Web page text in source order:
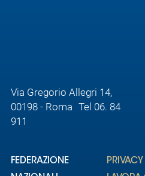
Via Gregorio Allegri 14,
00198 - Roma Tel 06. 84
911
FEDERAZIONE
PRIVACY